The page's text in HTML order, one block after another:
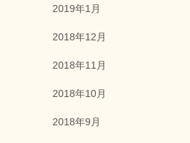
2019年1月
2018年12月
2018年11月
2018年10月
2018年9月